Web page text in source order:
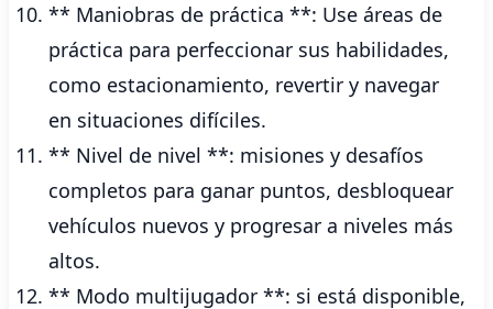
** Maniobras de práctica **: Use áreas de
práctica para perfeccionar sus habilidades,
como estacionamiento, revertir y navegar
en situaciones difíciles.
** Nivel de nivel **: misiones y desafíos
completos para ganar puntos, desbloquear
vehículos nuevos y progresar a niveles más
altos.
** Modo multijugador **: si está disponible,